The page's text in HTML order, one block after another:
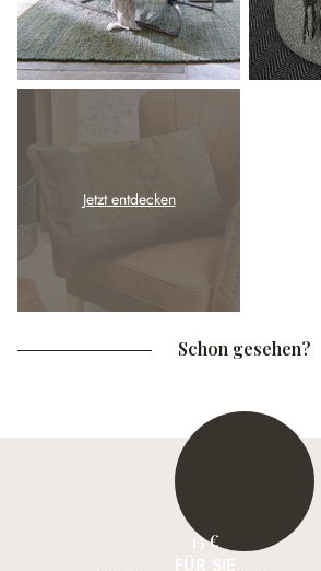
Jetzt entdecken
Schon gesehen?
15 €